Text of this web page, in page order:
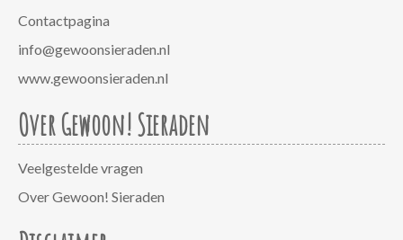
Contactpagina
info@gewoonsieraden.nl
www.gewoonsieraden.nl
Over Gewoon! Sieraden
Veelgestelde vragen
Over Gewoon! Sieraden